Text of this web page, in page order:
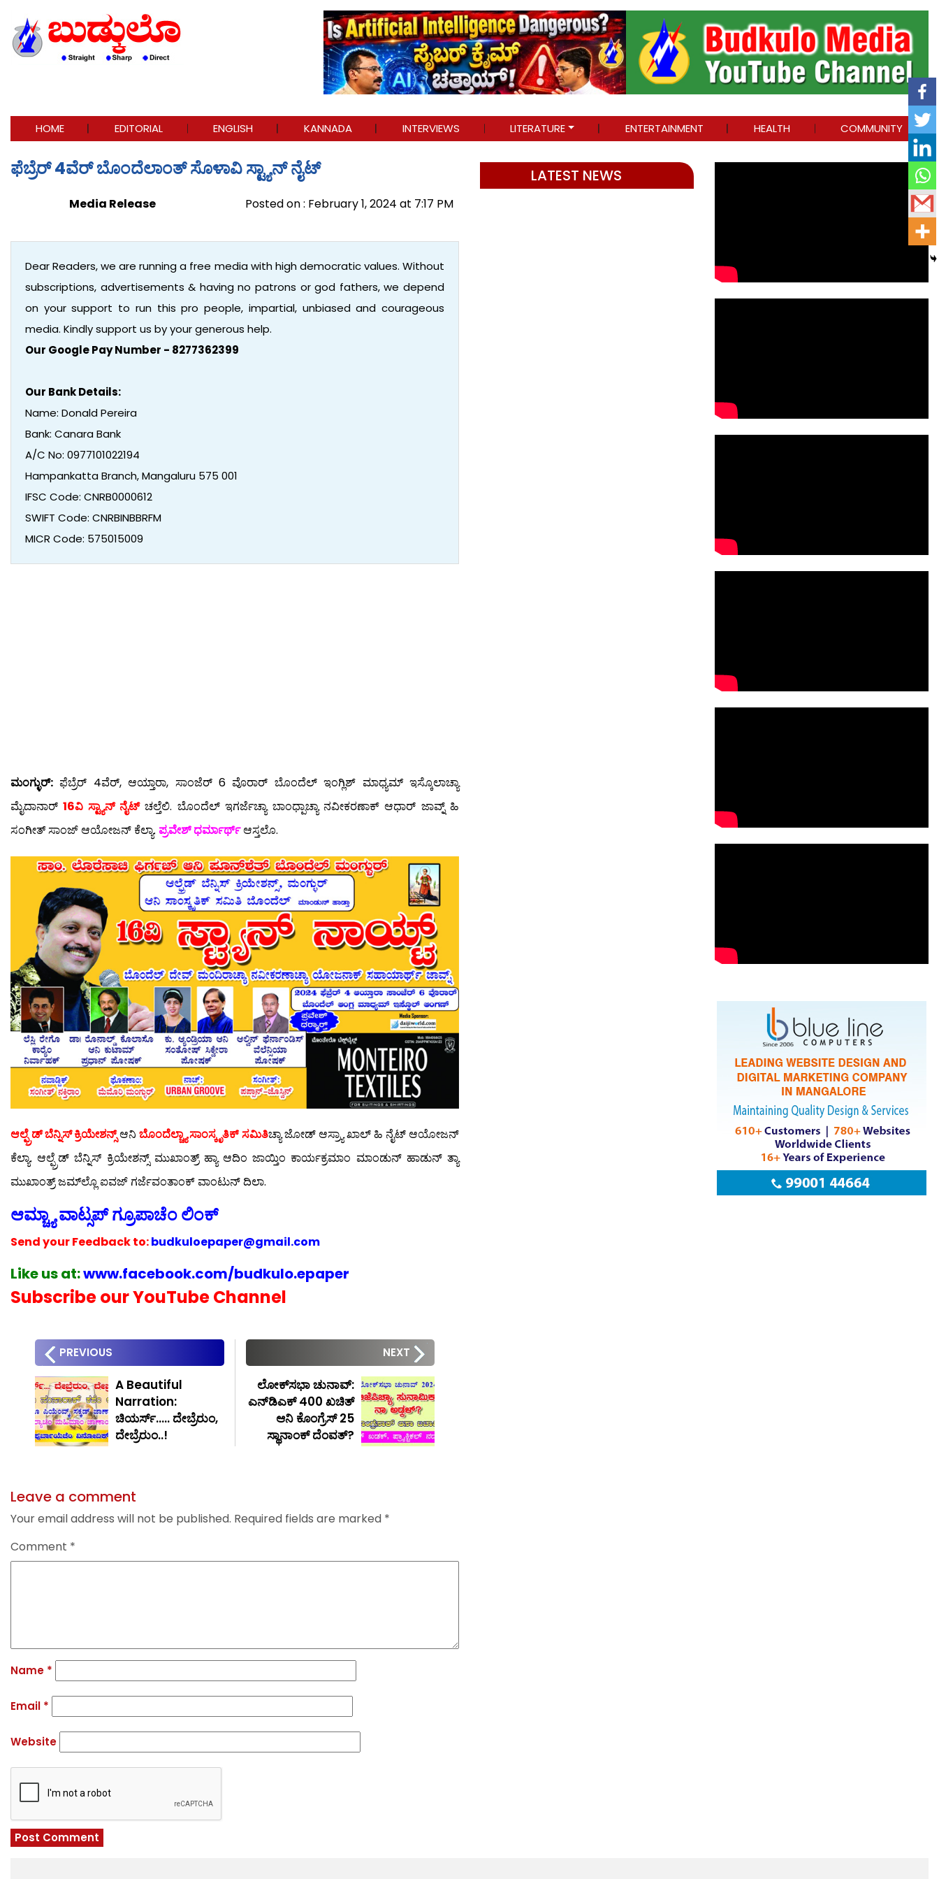
HOME EDITORIAL ENGLISH KANNADA INTERVIEWS LITERATURE ENTERTAINMENT HEALTH COMMUNITY
ಫೆಬ್ರೆರ್ 4ವೆರ್ ಬೊಂದೆಲಾಂತ್ ಸೊಳಾವಿ ಸ್ಟ್ಯಾನ್ ನೈಟ್
Media Release Posted on : February 1, 2024 at 7:17 PM
Dear Readers, we are running a free media with high democratic values. Without
subscriptions, advertisements & having no patrons or god fathers, we depend
on your support to run this pro people, impartial, unbiased and courageous
media. Kindly support us by your generous help.
Our Google Pay Number - 8277362399
Our Bank Details:
Name: Donald Pereira
Bank: Canara Bank
A/C No: 0977101022194
Hampankatta Branch, Mangaluru 575 001
IFSC Code: CNRB0000612
SWIFT Code: CNRBINBBRFM
MICR Code: 575015009
ಮಂಗ್ಳುರ್: ಫೆಬ್ರೆರ್ 4ವೆರ್, ಆಯ್ತಾರಾ, ಸಾಂಜೆರ್ 6 ವೊರಾರ್ ಬೊಂದೆಲ್ ಇಂಗ್ಲಿಶ್ ಮಾಧ್ಯಮ್ ಇಸ್ಕೊಲಾಚ್ಯಾ
ಮೈದಾನಾರ್16ವಿ ಸ್ಟ್ಯಾನ್ ನೈಟ್ಚಲ್ತೆಲಿ. ಬೊಂದೆಲ್ ಇಗರ್ಜೆಚ್ಯಾ ಬಾಂಧ್ಪಾಚ್ಯಾ ನವೀಕರಣಾಕ್ ಆಧಾರ್ ಜಾವ್ನ್ ಹಿ
ಸಂಗೀತ್ ಸಾಂಜ್ ಆಯೋಜನ್ ಕೆಲ್ಯಾ. ಪ್ರವೇಶ್ ಧರ್ಮಾರ್ಥ್ಆಸ್ತಲೊ.
ಆಲ್ಫ್ರೆಡ್ ಬೆನ್ನಿಸ್ ಕ್ರಿಯೇಶನ್ಸ್ಆನಿಬೊಂದೆಲ್ಚ್ಯಾ ಸಾಂಸ್ಕೃತಿಕ್ ಸಮಿತಿಚ್ಯಾ ಜೋಡ್ ಆಸ್ರ್ಯಾ ಖಾಲ್ ಹಿ ನೈಟ್ ಆಯೋಜನ್
ಕೆಲ್ಯಾ. ಆಲ್ಫ್ರೆಡ್ ಬೆನ್ನಿಸ್ ಕ್ರಿಯೇಶನ್ಸ್ ಮುಖಾಂತ್ರ್ ಹ್ಯಾ ಆದಿಂ ಜಾಯ್ತಿಂ ಕಾರ್ಯಕ್ರಮಾಂ ಮಾಂಡುನ್ ಹಾಡುನ್ ತ್ಯಾ
ಮುಖಾಂತ್ರ್ ಜಮ್‍ಲ್ಲೊ ಐವಜ್ ಗರ್ಜೆವಂತಾಂಕ್ ವಾಂಟುನ್ ದಿಲಾ.
ಆಮ್ಚ್ಯಾ ವಾಟ್ಸಪ್ ಗ್ರೂಪಾಚೆಂ ಲಿಂಕ್
Send yourFeedback to:budkuloepaper@gmail.com
Like us at:www.facebook.com/budkulo.epaper
Subscribe our YouTube Channel
PREVIOUS
A Beautiful
Narration:
ಚಿಯರ್ಸ್….. ದೇಬ್ರೆರುಂ,
ದೇಬ್ರೆರುಂ..!
NEXT
ಲೋಕ್‍ಸಭಾ ಚುನಾವ್:
ಎನ್‍ಡಿಎಕ್ 400 ಖಚಿತ್
ಆನಿ ಕೊಂಗ್ರೆಸ್ 25
ಸ್ಥಾನಾಂಕ್ ದೆಂವತ್?
Leave a comment
Your email address will not be published. Required fields are marked *
Comment *
Name *
Email *
Website
LATEST NEWS